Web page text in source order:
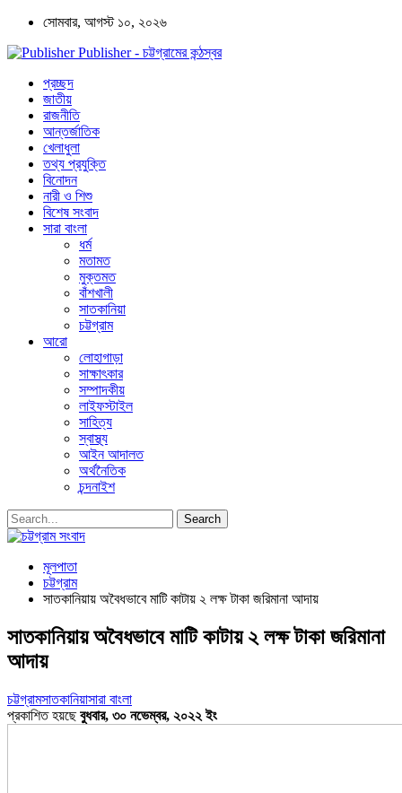
সোমবার, আগস্ট ১০, ২০২৬
Publisher - চট্টগ্রামের কন্ঠস্বর
প্রচ্ছদ
জাতীয়
রাজনীতি
আন্তর্জাতিক
খেলাধুলা
তথ্য প্রযুক্তি
বিনোদন
নারী ও শিশু
বিশেষ সংবাদ
সারা বাংলা
ধর্ম
মতামত
মুক্তমত
বাঁশখালী
সাতকানিয়া
চট্টগ্রাম
আরো
লোহাগাড়া
সাক্ষাৎকার
সম্পাদকীয়
লাইফস্টাইল
সাহিত্য
স্বাস্থ্য
আইন আদালত
অর্থনৈতিক
চন্দনাইশ
মূলপাতা
চট্টগ্রাম
সাতকানিয়ায় অবৈধভাবে মাটি কাটায় ২ লক্ষ টাকা জরিমানা আদায়
সাতকানিয়ায় অবৈধভাবে মাটি কাটায় ২ লক্ষ টাকা জরিমানা
আদায়
চট্টগ্রামসাতকানিয়াসারা বাংলা
প্রকাশিত হয়ছেবুধবার, ৩০ নভেম্বর, ২০২২ ইং